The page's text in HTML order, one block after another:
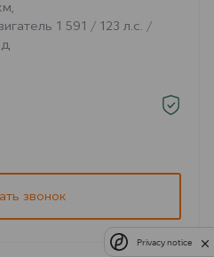
1 591 / 123 л.с. /
звонок
Privacy notice